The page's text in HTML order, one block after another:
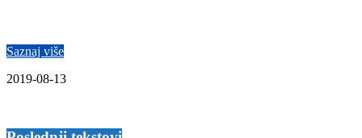
Saznaj više
2019-08-13